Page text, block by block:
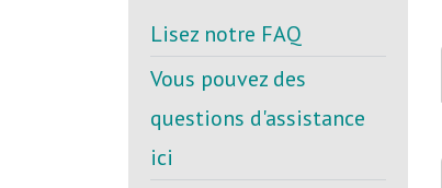
Lisez notre FAQ
Vous pouvez des
questions d'assistance
ici